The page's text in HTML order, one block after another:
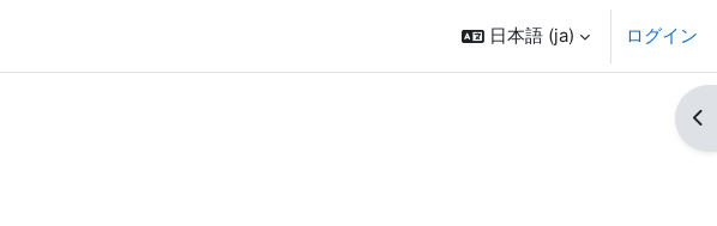
日本語 ‎(ja)‎ ログイン
ブ